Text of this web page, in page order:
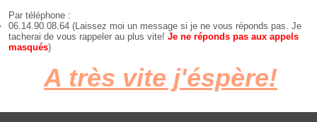
Par téléphone :
06.14.90.08.64 (Laissez moi un message si je ne vous réponds pas. Je
tacherai de vous rappeler au plus vite! Je ne réponds pas aux appels
masqués)
A très vite j'éspère!